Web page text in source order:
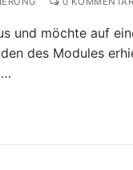
und möchte auf
des Modules